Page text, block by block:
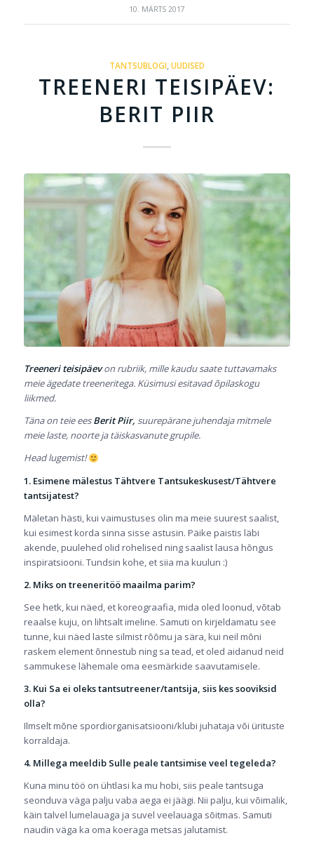
10. MÄRTS 2017
TANTSUBLOGI,UUDISED
TREENERI TEISIPÄEV:
BERIT PIIR
Treeneri teisipäevon rubriik, mille kaudu saate tuttavamaks
meie ägedate treeneritega. Küsimusi esitavad õpilaskogu
liikmed.
Täna on teie eesBerit Piir, suurepärane juhendaja mitmele
meie laste, noorte ja täiskasvanute grupile.
Head lugemist!
1. Esimene mälestus Tähtvere Tantsukeskusest/Tähtvere
tantsijatest?
Mäletan hästi, kui vaimustuses olin ma meie suurest saalist,
kui esimest korda sinna sisse astusin. Päike paistis läbi
akende, puulehed olid rohelised ning saalist lausa hõngus
inspiratsiooni. Tundsin kohe, et siia ma kuulun :)
2. Miks on treeneritöö maailma parim?
See hetk, kui näed, et koreograafia, mida oled loonud, võtab
reaalse kuju, on lihtsalt imeline. Samuti on kirjeldamatu see
tunne, kui näed laste silmist rõõmu ja sära, kui neil mõni
raskem element õnnestub ning sa tead, et oled aidanud neid
sammukese lähemale oma eesmärkide saavutamisele.
3. Kui Sa ei oleks tantsutreener/tantsija, siis kes sooviksid
olla?
Ilmselt mõne spordiorganisatsiooni/klubi juhataja või ürituste
korraldaja.
4. Millega meeldib Sulle peale tantsimise veel tegeleda?
Kuna minu töö on ühtlasi ka mu hobi, siis peale tantsuga
seonduva väga palju vaba aega ei jäägi. Nii palju, kui võimalik,
käin talvel lumelauaga ja suvel veelauaga sõitmas. Samuti
naudin väga ka oma koeraga metsas jalutamist.